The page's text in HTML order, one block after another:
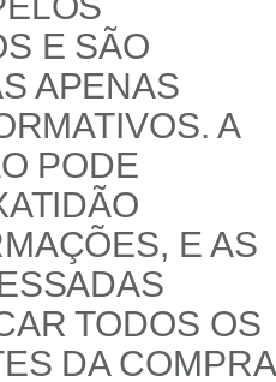
E SÃO
APENAS
A
PODE
E AS
TODOS OS
DA COMPRA